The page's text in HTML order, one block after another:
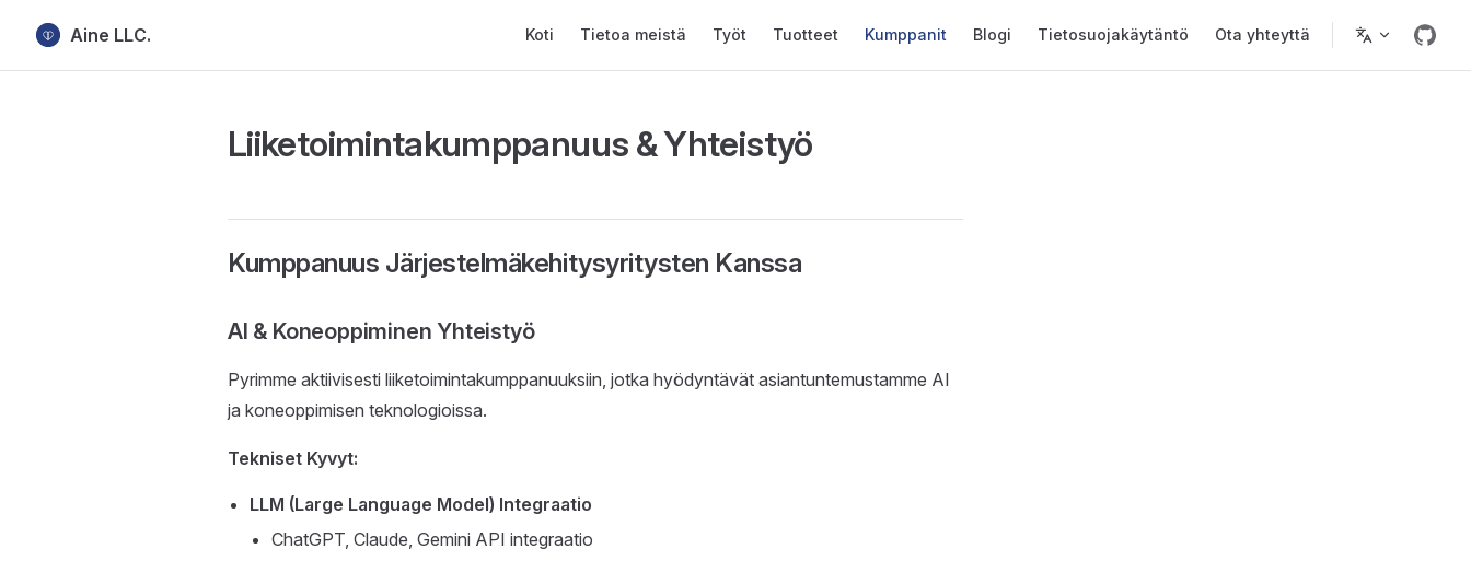
Skip to content
Aine LLC. Koti Tietoa meistä Työt Tuotteet Kumppanit Blogi Tietosuojakäytäntö Ota yhteyttä
Liiketoimintakumppanuus & Yhteistyö
Kumppanuus Järjestelmäkehitysyritysten Kanssa
AI & Koneoppiminen Yhteistyö
Pyrimme aktiivisesti liiketoimintakumppanuuksiin, jotka hyödyntävät asiantuntemustamme AI
ja koneoppimisen teknologioissa.
Tekniset Kyvyt:
LLM (Large Language Model) Integraatio
ChatGPT, Claude, Gemini API integraatio